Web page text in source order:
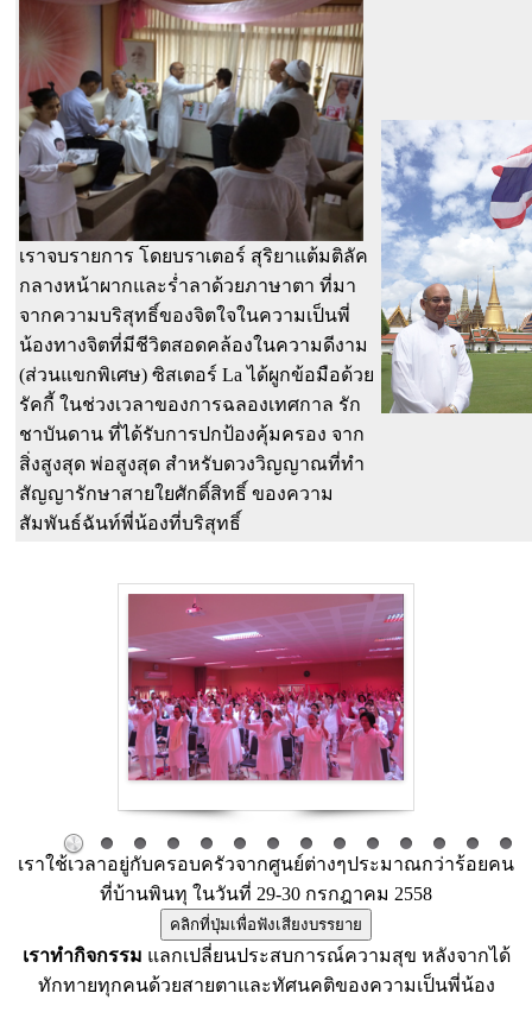
เราจบรายการ โดยบราเตอร์ สุริยาแต้มติลัค
กลางหน้าผากและร่ำลาด้วยภาษาตา ที่มา
จากความบริสุทธิ์ของจิตใจในความเป็นพี่
น้องทางจิตที่มีชีวิตสอดคล้องในความดีงาม
(ส่วนแขกพิเศษ) ซิสเตอร์ La ได้ผูกข้อมือด้วย
รัคกี้ ในช่วงเวลาของการฉลองเทศกาล รัก
ชาบันดาน ที่ได้รับการปกป้องคุ้มครอง จาก
สิ่งสูงสุด พ่อสูงสุด สำหรับดวงวิญญาณที่ทำ
สัญญารักษาสายใยศักดิ์สิทธิ์ ของความ
สัมพันธ์ฉันท์พี่น้องที่บริสุทธิ์
เราใช้เวลาอยู่กับครอบครัวจากศูนย์ต่างๆประมาณกว่าร้อยคน
ที่บ้านพินทุ ในวันที่ 29-30 กรกฎาคม 2558
เราทำกิจกรรม แลกเปลี่ยนประสบการณ์ความสุข หลังจากได้
ทักทายทุกคนด้วยสายตาและทัศนคติของความเป็นพี่น้อง